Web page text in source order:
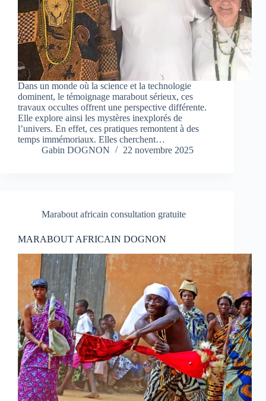
Dans un monde où la science et la technologie
dominent, le témoignage marabout sérieux, ces
travaux occultes offrent une perspective différente.
Elle explore ainsi les mystères inexplorés de
l’univers. En effet, ces pratiques remontent à des
temps immémoriaux. Elles cherchent…
Gabin DOGNON
22 novembre 2025
Marabout africain consultation gratuite
MARABOUT AFRICAIN DOGNON